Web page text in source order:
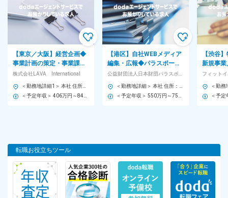
【東京／大阪】経営企画◆
事業計画の策定・事業課題
の発見と改善提案など◆ヨ
ガスタジオなど展開企業
株式会社LAVA International
【港区】自社WEBメディア
編集・広報◆パラスポーツ
発信で社会貢献性◎企画～
運用まで◆裁量大◆実働7h
【渋谷
新規事業
休／東
拡大中
フィット
転職お役立ちツール